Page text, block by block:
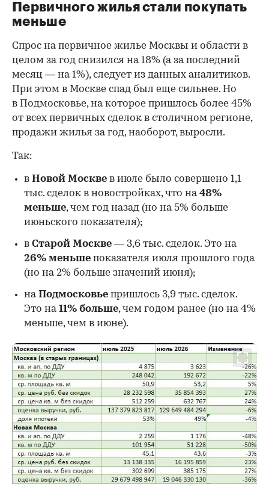
Первичного жилья стали покупать
меньше
Спрос на первичное жилье Москвы и области в
целом за год снизился на 18% (а за последний
месяц — на 1%), следует из данных аналитиков.
При этом в Москве спад был еще сильнее. Но
в Подмосковье, на которое пришлось более 45%
от всех первичных сделок в столичном регионе,
продажи жилья за год, наоборот, выросли.
00:00 / 00:00
Так:
в Новой Москве в июле было совершено 1,1
тыс. сделок в новостройках, что на48%
меньше, чем год назад (но на 5% больше
июньского показателя);
в Старой Москве — 3,6 тыс. сделок. Это на
26% меньше показателя июля прошлого года
(но на 2% больше значений июня);
наПодмосковье пришлось 3,9 тыс. сделок.
Это на11% больше, чем годом ранее (но на 4%
меньше, чем в июне).